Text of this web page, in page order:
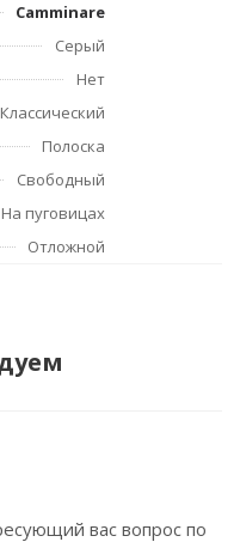
Camminare
Серый
Нет
Классический
Полоска
Свободный
На пуговицах
Отложной
вас вопрос по